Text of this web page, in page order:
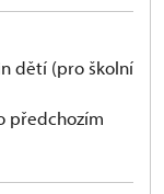
dětí (pro školní
předchozím